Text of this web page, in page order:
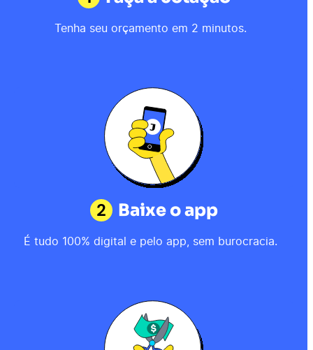
Tenha seu orçamento em 2 minutos.
2 Baixe o app
É tudo 100% digital e pelo app, sem burocracia.